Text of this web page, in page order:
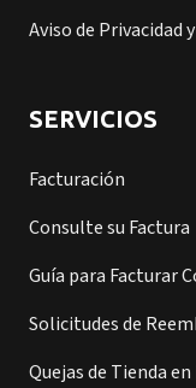
Aviso de Privacidad
SERVICIOS
Facturación
Consulte su Factura
Guía para Facturar
Solicitudes de
Quejas de Tienda en